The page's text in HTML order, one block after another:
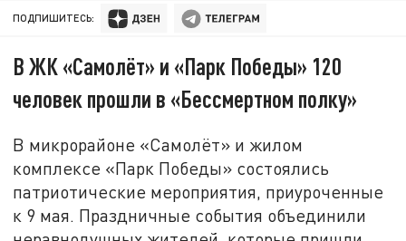
ПОДПИШИТЕСЬ:
В ЖК «Самолёт» и «Парк Победы» 120
человек прошли в «Бессмертном полку»
В микрорайоне «Самолёт» и жилом
комплексе «Парк Победы» состоялись
патриотические мероприятия, приуроченные
к 9 мая. Праздничные события объединили